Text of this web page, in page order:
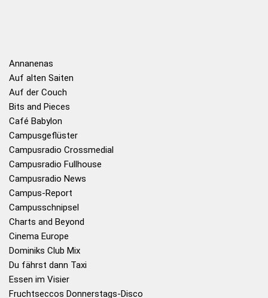
Annanenas
Auf alten Saiten
Auf der Couch
Bits and Pieces
Café Babylon
Campusgeflüster
Campusradio Crossmedial
Campusradio Fullhouse
Campusradio News
Campus-Report
Campusschnipsel
Charts and Beyond
Cinema Europe
Dominiks Club Mix
Du fährst dann Taxi
Essen im Visier
Fruchtseccos Donnerstags-Disco